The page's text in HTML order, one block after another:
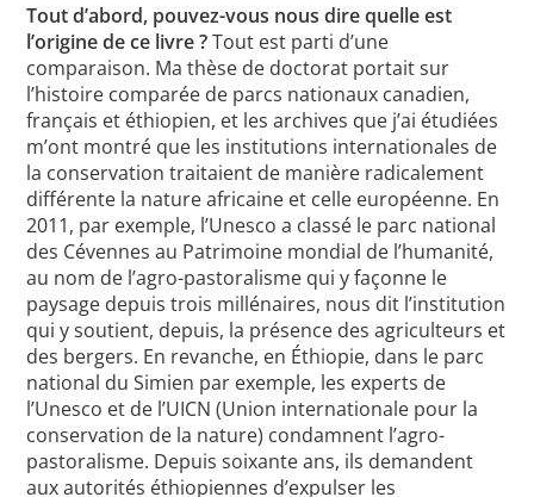
Tout d’abord, pouvez-vous nous dire quelle est
l’origine de ce livre ?Tout est parti d’une
comparaison. Ma thèse de doctorat portait sur
l’histoire comparée de parcs nationaux canadien,
français et éthiopien, et les archives que j’ai étudiées
m’ont montré que les institutions internationales de
la conservation traitaient de manière radicalement
différente la nature africaine et celle européenne. En
2011, par exemple, l’Unesco a classé le parc national
des Cévennes au Patrimoine mondial de l’humanité,
au nom de l’agro-pastoralisme qui y façonne le
paysage depuis trois millénaires, nous dit l’institution
qui y soutient, depuis, la présence des agriculteurs et
des bergers. En revanche, en Éthiopie, dans le parc
national du Simien par exemple, les experts de
l’Unesco et de l’UICN (Union internationale pour la
conservation de la nature) condamnent l’agro-
pastoralisme. Depuis soixante ans, ils demandent
aux autorités éthiopiennes d’expulser les